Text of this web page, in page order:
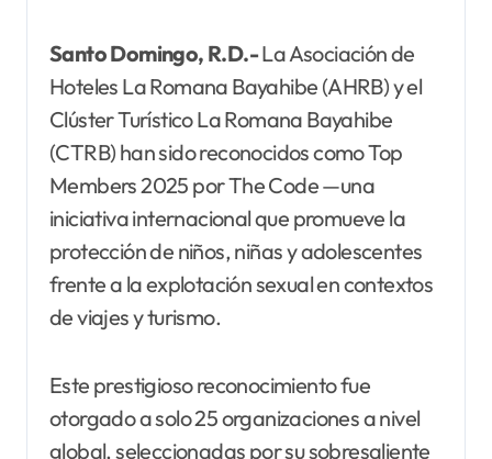
Santo Domingo, R.D.-La Asociación de
Hoteles La Romana Bayahibe (AHRB) y el
Clúster Turístico La Romana Bayahibe
(CTRB) han sido reconocidos como Top
Members 2025 por The Code —una
iniciativa internacional que promueve la
protección de niños, niñas y adolescentes
frente a la explotación sexual en contextos
de viajes y turismo.
Este prestigioso reconocimiento fue
otorgado a solo 25 organizaciones a nivel
global, seleccionadas por su sobresaliente